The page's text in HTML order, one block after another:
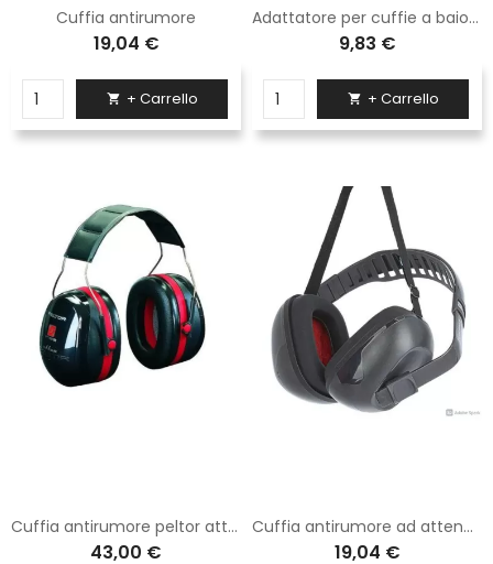
Cuffia antirumore
19,04 €
 + Carrello
Adattatore per cuffie a baionetta
9,83 €
 + Carrello
Cuffia antirumore peltor attenuazione elevata " peltor 3 "
43,00 €
Cuffia antirumore ad attenuazione media " vs100m "
19,04 €